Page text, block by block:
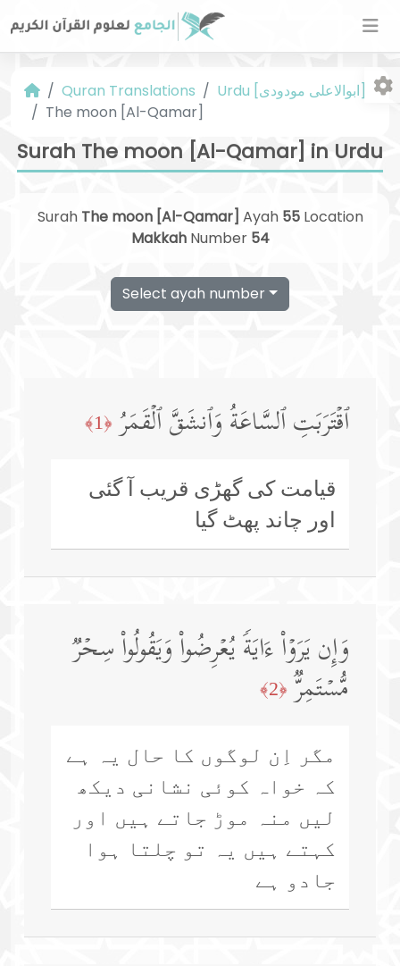
Quran Translations
Urdu [ابوالاعلی مودودی]
The moon [Al-Qamar]
Surah The moon [Al-Qamar] in Urdu
Surah The moon [Al-Qamar] Ayah 55Location
MakkahNumber 54
Select ayah number
ٱقۡتَرَبَتِ ٱلسَّاعَةُ وَٱنشَقَّ ٱلۡقَمَرُ ﴿1﴾
قیامت کی گھڑی قریب آ گئی
اور چاند پھٹ گیا
وَإِن یَرَوۡا۟ ءَایَةࣰ یُعۡرِضُوا۟ وَیَقُولُوا۟ سِحۡرࣱ
مُّسۡتَمِرࣱّ ﴿2﴾
مگر اِن لوگوں کا حال یہ ہے
کہ خواہ کوئی نشانی دیکھ
لیں منہ موڑ جاتے ہیں اور
کہتے ہیں یہ تو چلتا ہوا
جادو ہے